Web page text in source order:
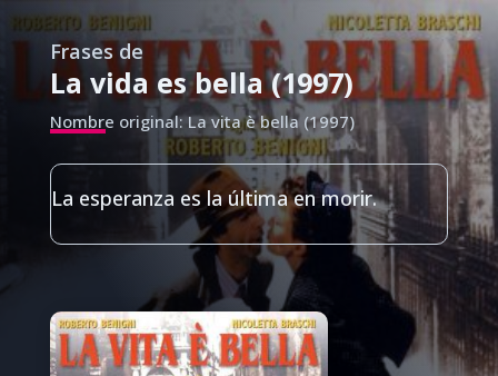
Frases de
La vida es bella (1997)
Nombre original: La vita è bella (1997)
La esperanza es la última en morir.